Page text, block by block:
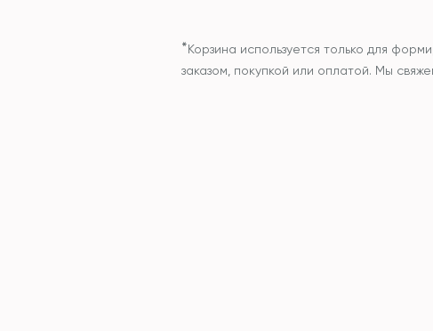
*Корзина используется только для
заказом, покупкой или оплатой. Мы